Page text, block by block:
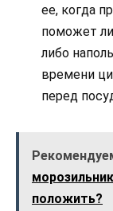
ее, когда
поможет
либо
времени
перед
положить?